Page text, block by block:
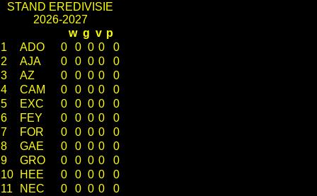
STAND EREDIVISIE
2026-2027
w g v p
1
ADO 0 0 0 0
0
2
AJA 0 0 0 0
0
3
AZ 0 0 0 0
0
4
CAM 0 0 0 0
0
5
EXC 0 0 0 0
0
6
FEY 0 0 0 0
0
7
FOR 0 0 0 0
0
8
GAE 0 0 0 0
0
9
GRO 0 0 0 0
0
10
HEE 0 0 0 0
0
11
NEC 0 0 0 0
0